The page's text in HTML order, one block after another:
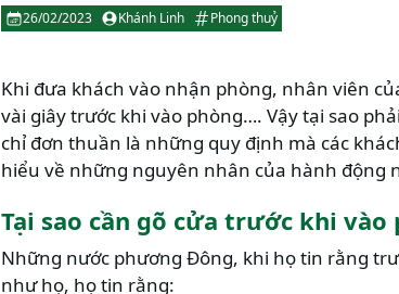
26/02/2023 Khánh Linh Phong thuỷ
Khi đưa khách vào nhận phòng, nhân viên
vài giây trước khi vào phòng…. Vậy tại sao
chỉ đơn thuần là những quy định mà các
hiểu về những nguyên nhân của hành động
Tại sao cần gõ cửa trước khi vào
Những nước phương Đông, khi họ tin rằng
như họ, họ tin rằng: